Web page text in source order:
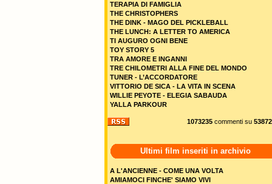
TERAPIA DI FAMIGLIA
THE CHRISTOPHERS
THE DINK - MAGO DEL PICKLEBALL
THE LUNCH: A LETTER TO AMERICA
TI AUGURO OGNI BENE
TOY STORY 5
TRA AMORE E INGANNI
TRE CHILOMETRI ALLA FINE DEL MONDO
TUNER - L’ACCORDATORE
VITTORIO DE SICA - LA VITA IN SCENA
WILLIE PEYOTE - ELEGIA SABAUDA
YALLA PARKOUR
1073235 commenti su 53872
Ultimi film inseriti in archivio
A L'ANCIENNE - COME UNA VOLTA
AMIAMOCI FINCHE' SIAMO VIVI